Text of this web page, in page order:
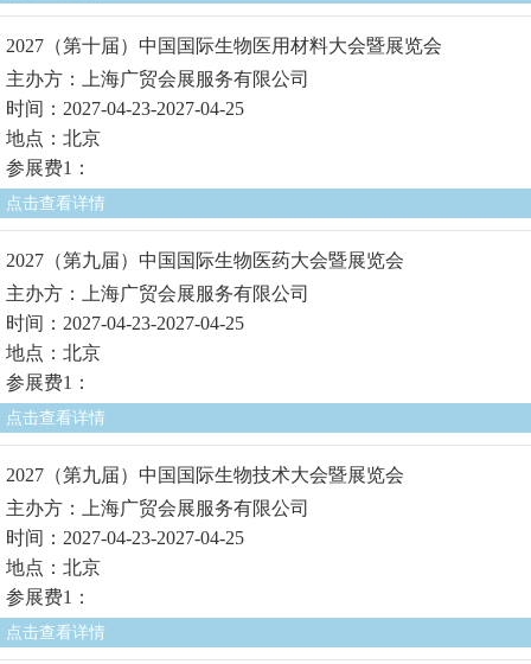
2027（第十届）中国国际生物医用材料大会暨展览会
主办方：上海广贸会展服务有限公司
时间：2027-04-23-2027-04-25
地点：北京
参展费1：
点击查看详情
2027（第九届）中国国际生物医药大会暨展览会
主办方：上海广贸会展服务有限公司
时间：2027-04-23-2027-04-25
地点：北京
参展费1：
点击查看详情
2027（第九届）中国国际生物技术大会暨展览会
主办方：上海广贸会展服务有限公司
时间：2027-04-23-2027-04-25
地点：北京
参展费1：
点击查看详情